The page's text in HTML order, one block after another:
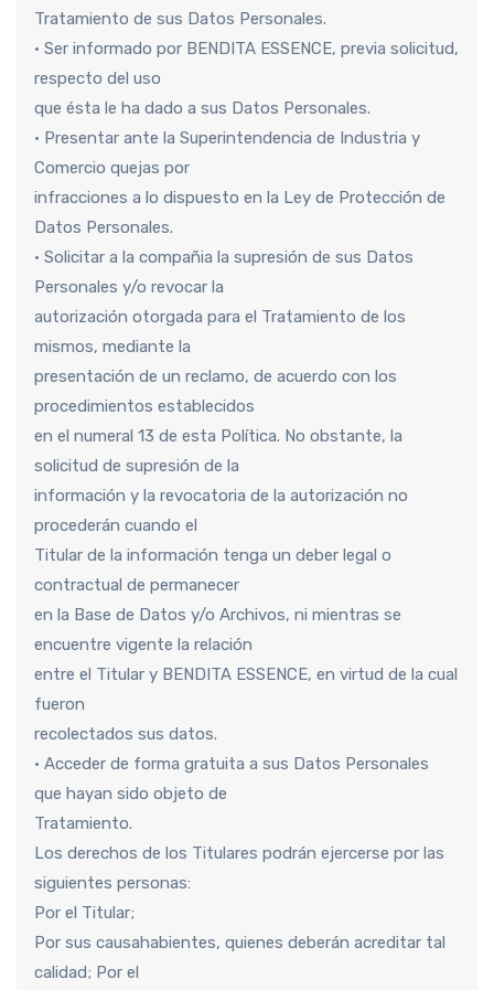
Tratamiento de sus Datos Personales.
• Ser informado por BENDITA ESSENCE, previa solicitud,
respecto del uso
que ésta le ha dado a sus Datos Personales.
• Presentar ante la Superintendencia de Industria y
Comercio quejas por
infracciones a lo dispuesto en la Ley de Protección de
Datos Personales.
• Solicitar a la compañia la supresión de sus Datos
Personales y/o revocar la
autorización otorgada para el Tratamiento de los
mismos, mediante la
presentación de un reclamo, de acuerdo con los
procedimientos establecidos
en el numeral 13 de esta Política. No obstante, la
solicitud de supresión de la
información y la revocatoria de la autorización no
procederán cuando el
Titular de la información tenga un deber legal o
contractual de permanecer
en la Base de Datos y/o Archivos, ni mientras se
encuentre vigente la relación
entre el Titular y BENDITA ESSENCE, en virtud de la cual
fueron
recolectados sus datos.
• Acceder de forma gratuita a sus Datos Personales
que hayan sido objeto de
Tratamiento.
Los derechos de los Titulares podrán ejercerse por las
siguientes personas:
Por el Titular;
Por sus causahabientes, quienes deberán acreditar tal
calidad; Por el